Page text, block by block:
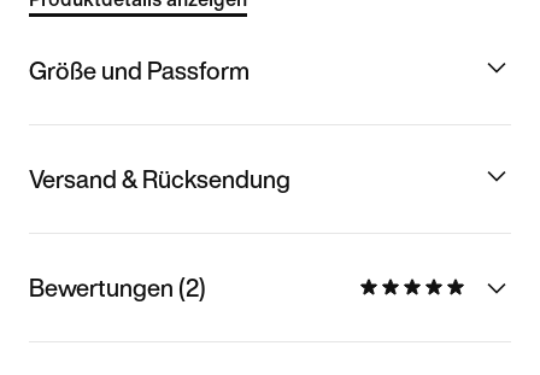
Größe und Passform
Versand & Rücksendung
Bewertungen (2)